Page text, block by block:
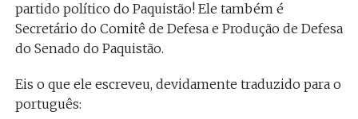
partido político do Paquistão! Ele também é
Secretário do Comitê de Defesa e Produção de Defesa
do Senado do Paquistão.
Eis o que ele escreveu, devidamente traduzido para o
português: